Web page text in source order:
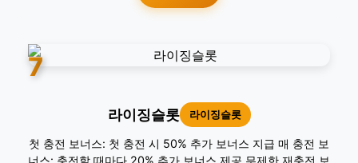
7
라이징슬롯 라이징슬롯
첫 충전 보너스: 첫 충전 시 50% 추가 보너스 지급 매 충전 보
너스: 충전할 때마다 20% 추가 보너스 제공 무제한 재충전 보